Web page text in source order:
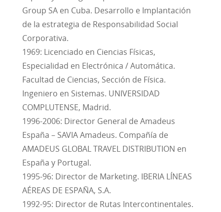
Group SA en Cuba. Desarrollo e Implantación
de la estrategia de Responsabilidad Social
Corporativa.
1969: Licenciado en Ciencias Físicas,
Especialidad en Electrónica / Automática.
Facultad de Ciencias, Sección de Física.
Ingeniero en Sistemas. UNIVERSIDAD
COMPLUTENSE, Madrid.
1996-2006: Director General de Amadeus
España – SAVIA Amadeus. Compañía de
AMADEUS GLOBAL TRAVEL DISTRIBUTION en
España y Portugal.
1995-96: Director de Marketing. IBERIA LÍNEAS
AÉREAS DE ESPAÑA, S.A.
1992-95: Director de Rutas Intercontinentales.